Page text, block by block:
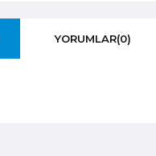
YORUMLAR(0)